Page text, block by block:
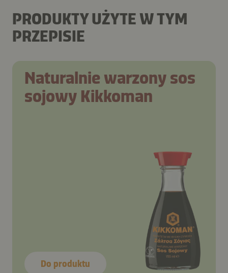
PRODUKTY UŻYTE W TYM
PRZEPISIE
Naturalnie warzony sos
sojowy Kikkoman
Do produktu